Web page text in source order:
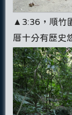
▲3:36，順竹
厝十分有歷史